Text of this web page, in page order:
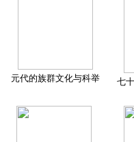
元代的族群文化与科举 七